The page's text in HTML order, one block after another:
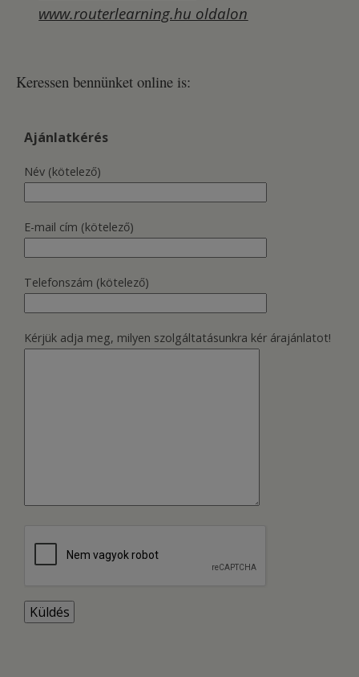
www.routerlearning.hu oldalon
Keressen bennünket online is:
Ajánlatkérés
Név (kötelező)
E-mail cím (kötelező)
Telefonszám (kötelező)
Kérjük adja meg, milyen szolgáltatásunkra kér árajánlatot!